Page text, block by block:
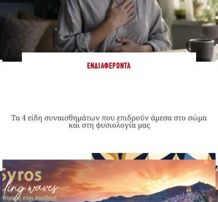
ΕΝΔΙΑΦΈΡΟΝΤΑ
Τα 4 είδη συναισθημάτων που επιδρούν άμεσα στο σώμα
και στη φυσιολογία μας